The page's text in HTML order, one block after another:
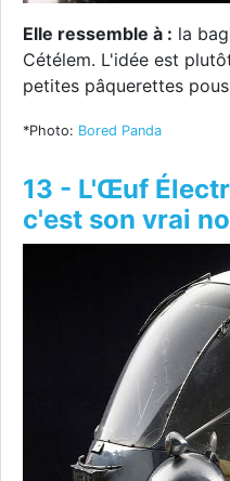
Elle ressemble à : la
Cétélem. L'idée est
petites pâquerettes
*Photo: Bored Panda
13 - L'Œuf
c'est son vrai